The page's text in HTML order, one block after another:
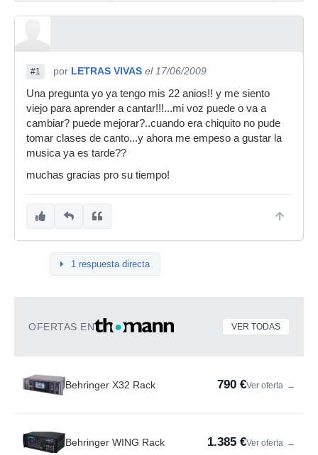
#1 por LETRAS VIVAS el 17/06/2009
Una pregunta yo ya tengo mis 22 anios!! y me siento
viejo para aprender a cantar!!!...mi voz puede o va a
cambiar? puede mejorar?..cuando era chiquito no pude
tomar clases de canto...y ahora me empeso a gustar la
musica ya es tarde??
muchas gracias pro su tiempo!
1 respuesta directa
OFERTAS EN VER TODAS
Behringer X32 Rack 790 €Ver oferta →
Behringer WING Rack 1.385 €Ver oferta →